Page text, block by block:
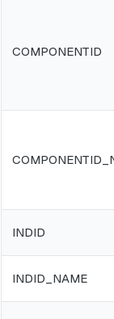
COMPONENTID
INDID
INDID_NAME